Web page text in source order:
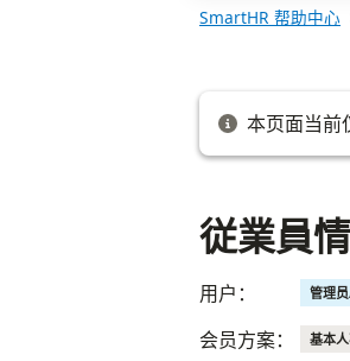
SmartHR 帮助中心
本页面当前
従業員
用户： 管理
会员方案： 基本